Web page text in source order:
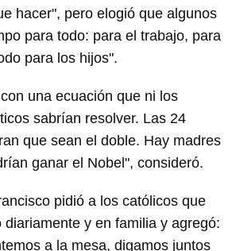
hacer", pero elogió que algunos
para todo: para el trabajo, para
para los hijos".
una ecuación que ni los
sabrían resolver. Las 24
que sean el doble. Hay madres
ganar el Nobel", consideró.
pidió a los católicos que
diariamente y en familia y agregó:
a la mesa, digamos juntos